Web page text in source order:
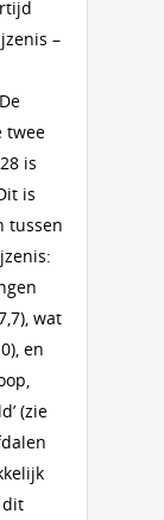
–
twee
is
is
tussen
wat
en
(zie
dit